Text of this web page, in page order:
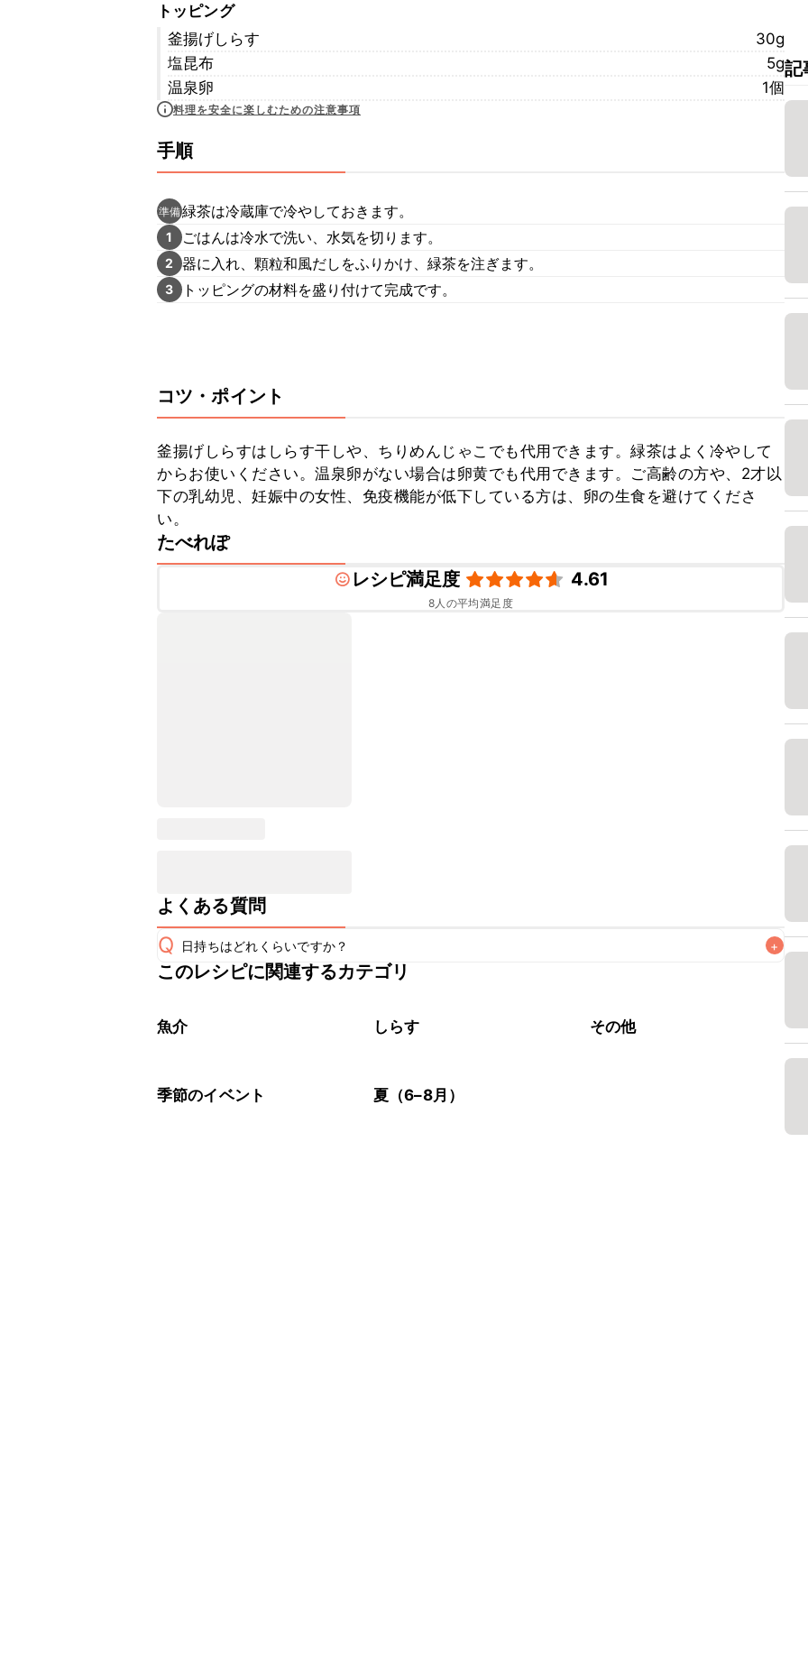
トッピング
釜揚げしらす
30g
塩昆布
5g
温泉卵
1個
料理を安全に楽しむための注意事項
手順
準備緑茶は冷蔵庫で冷やしておきます。
1 ごはんは冷水で洗い、水気を切ります。
2 器に入れ、顆粒和風だしをふりかけ、緑茶を注ぎます。
3 トッピングの材料を盛り付けて完成です。
コツ・ポイント
釜揚げしらすはしらす干しや、ちりめんじゃこでも代用できます。緑茶はよく冷やして
からお使いください。温泉卵がない場合は卵黄でも代用できます。ご高齢の方や、2才以
下の乳幼児、妊娠中の女性、免疫機能が低下している方は、卵の生食を避けてくださ
い。
たべれぽ
レシピ満足度
4.61
8人の平均満足度
よくある質問
Q 日持ちはどれくらいですか？ +
こちらのレシピは出来たてをお召し上がりいただくことをおすすめします。
※日持ちは目安です。
このレシピに関連するカテゴリ
魚介 しらす その他
季節のイベント 夏（6–8月）
記